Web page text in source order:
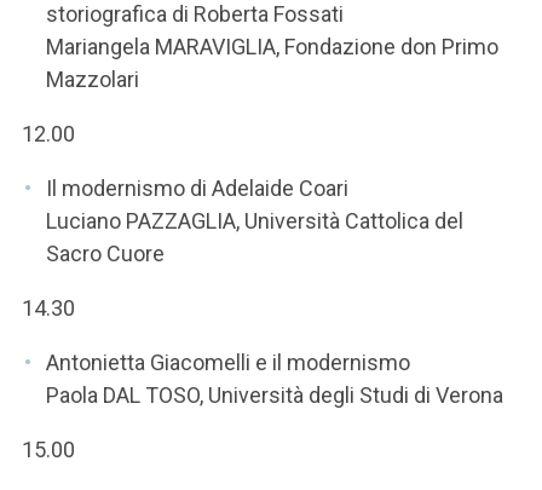
storiografica di Roberta Fossati
Mariangela MARAVIGLIA, Fondazione don Primo
Mazzolari
12.00
Il modernismo di Adelaide Coari
Luciano PAZZAGLIA, Università Cattolica del
Sacro Cuore
14.30
Antonietta Giacomelli e il modernismo
Paola DAL TOSO, Università degli Studi di Verona
15.00